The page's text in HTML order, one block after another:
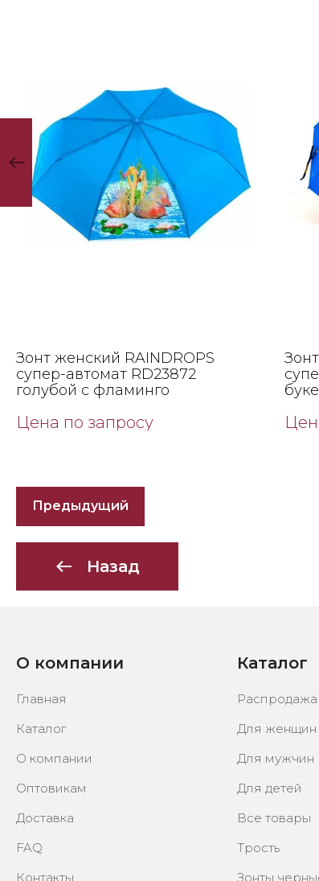
Зонт женский RAINDROPS
супер-автомат RD23872
голубой с фламинго
Цена по запросу
Предыдущий
Назад
О компании
Главная
Каталог
О компании
Оптовикам
Доставка
FAQ
Контакты
Каталог
Распродажа
Для женщин
Для мужчин
Для детей
Все товары
Трость
Зонты